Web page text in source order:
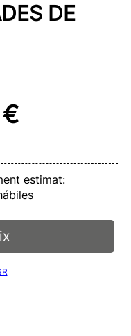
DE
estimat: